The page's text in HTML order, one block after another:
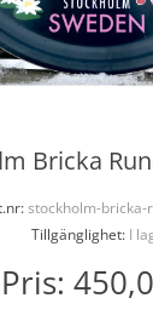
Bricka
stockholm-bricka-
Tillgänglighet: I
Pris: